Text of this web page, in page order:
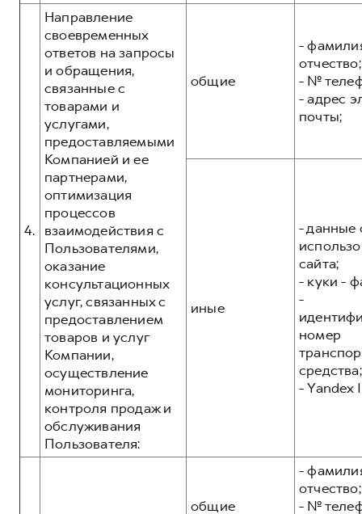
4.
Направление
своевременных
ответов на запросы
и обращения,
связанные с
товарами и
услугами,
предоставляемыми
Компанией и ее
партнерами,
оптимизация
процессов
взаимодействия с
Пользователями,
оказание
консультационных
услуг, связанных с
предоставлением
товаров и услуг
Компании,
осуществление
мониторинга,
контроля продаж и
обслуживания
Пользователя:
общие
-
отчество;
- №
- адрес
почты;
иные
- данные
сайта;
- куки -
-
номер
средства;
- Yandex
общие
-
отчество;
- №